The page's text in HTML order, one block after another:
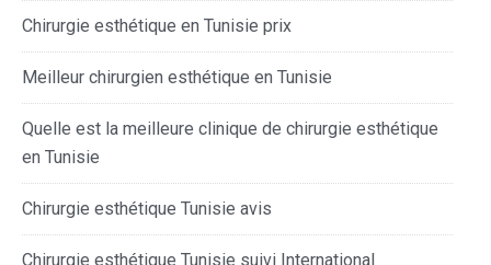
Chirurgie esthétique en Tunisie prix
Meilleur chirurgien esthétique en Tunisie
Quelle est la meilleure clinique de chirurgie esthétique
en Tunisie
Chirurgie esthétique Tunisie avis
Chirurgie esthétique Tunisie suivi International